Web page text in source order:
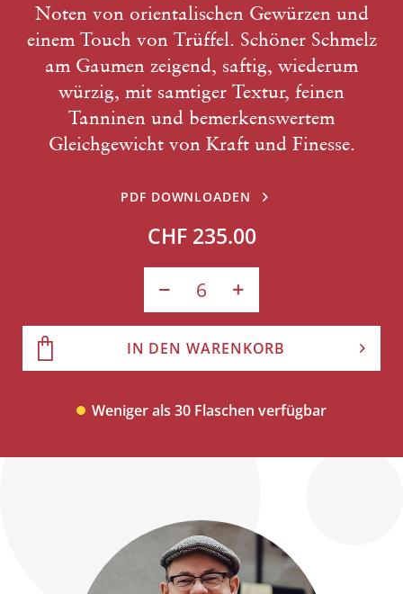
Noten von orientalischen Gewürzen und
einem Touch von Trüffel. Schöner Schmelz
am Gaumen zeigend, saftig, wiederum
würzig, mit samtiger Textur, feinen
Tanninen und bemerkenswertem
Gleichgewicht von Kraft und Finesse.
PDF DOWNLOADEN
CHF 235.00
IN DEN WARENKORB
Weniger als 30 Flaschen verfügbar